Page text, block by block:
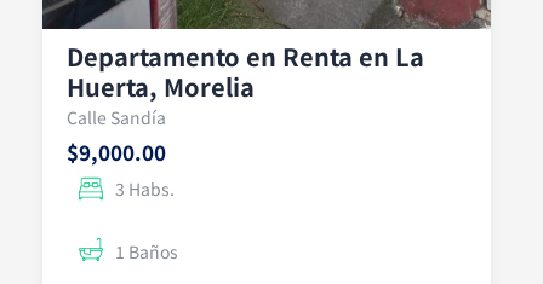
Departamento en Renta en La
Huerta, Morelia
Calle Sandía
$9,000.00
3 Habs.
1 Baños